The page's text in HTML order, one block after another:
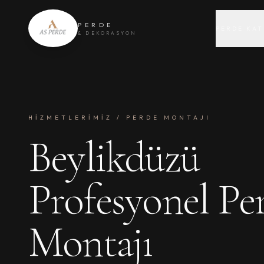
PERDE
& DEKORASYON
HİZMETLERİMİZ / PERDE MONTAJI
Beylikdüzü
Profesyonel
Montajı